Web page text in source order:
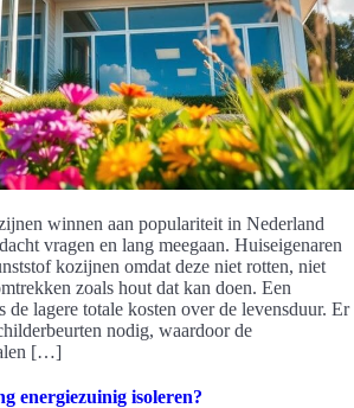
winnen aan populariteit in Nederland
vragen en lang meegaan. Huiseigenaren
kozijnen omdat deze niet rotten, niet
zoals hout dat kan doen. Een
lagere totale kosten over de levensduur. Er
nodig, waardoor de
[…]
energiezuinig isoleren?